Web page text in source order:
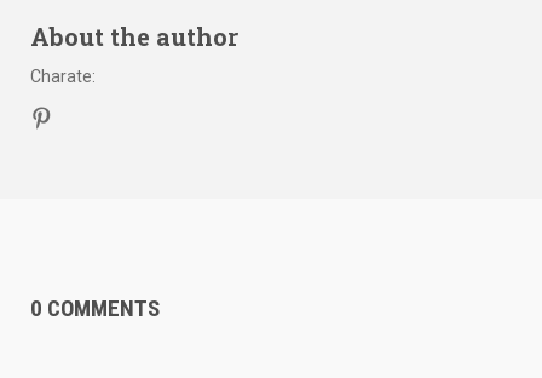
About the author
Charate:
0 COMMENTS